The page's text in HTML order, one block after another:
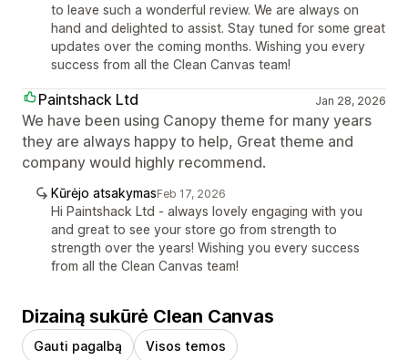
to leave such a wonderful review. We are always on
hand and delighted to assist. Stay tuned for some great
updates over the coming months. Wishing you every
success from all the Clean Canvas team!
Paintshack Ltd Jan 28, 2026
We have been using Canopy theme for many years
they are always happy to help, Great theme and
company would highly recommend.
Kūrėjo atsakymasFeb 17, 2026
Hi Paintshack Ltd - always lovely engaging with you
and great to see your store go from strength to
strength over the years! Wishing you every success
from all the Clean Canvas team!
Dizainą sukūrė Clean Canvas
Gauti pagalbą Visos temos